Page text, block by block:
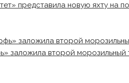
представила новую яхту на
заложила второй